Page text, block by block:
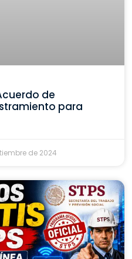
de
para
de 2024